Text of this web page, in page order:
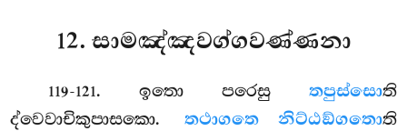
12. සාමඤ්ඤවග්ගවණ්ණනා
119-121. ඉතො පරෙසු තපුස්සොති
ද්වෙවාචිකුපාසකො. තථාගතෙ නිට්ඨඞ්ගතොති